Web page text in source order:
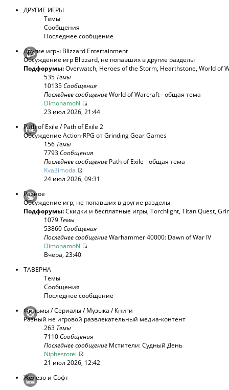
ДРУГИЕ ИГРЫ
Темы
Сообщения
Последнее сообщение
Другие игры Blizzard Entertainment
Обсуждение игр Blizzard, не попавших в другие разделы
Подфорумы:Overwatch, Heroes of the Storm, Hearthstone, World of
535 Темы
10135Сообщения
Последнее сообщениеWorld of Warcraft - общая тема
DimonamoN
23 июл 2026, 21:44
Path of Exile / Path of Exile 2
Обсуждение Action-RPG от Grinding Gear Games
156 Темы
7793Сообщения
Последнее сообщение Path of Exile - общая тема
Kva3imoda
24 июл 2026, 09:31
Разное
Обсуждение игр, не попавших в другие разделы
Подфорумы:Скидки и бесплатные игры, Torchlight, Titan Quest,
1079 Темы
53860Сообщения
Последнее сообщениеWarhammer 40000: Dawn of War IV
DimonamoN
Вчера, 23:40
ТАВЕРНА
Темы
Сообщения
Последнее сообщение
Фильмы / Сериалы / Музыка / Книги
Разный не игровой развлекательный медиа-контент
263 Темы
7110Сообщения
Последнее сообщение Мстители: Судный День
Niphestotel
21 июл 2026, 12:42
Железо и Софт